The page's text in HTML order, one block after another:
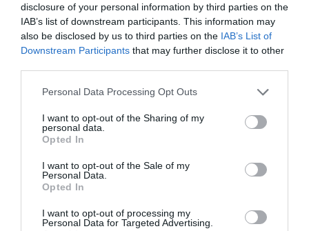
disclosure of your personal information by third parties on the
IAB’s list of downstream participants. This information may
also be disclosed by us to third parties on the IAB’s List of
Downstream Participants that may further disclose it to other
Please note that this website/app uses one or more Google
not limited to your visit or usage behaviour. You may click to
grant or deny consent to Google and its third-party tags to
use your data for below specified purposes in below Google
consent section.
Personal Data Processing Opt Outs
I want to opt-out of the Sharing of my
personal data.
Opted In
I want to opt-out of the Sale of my
Personal Data.
Opted In
I want to opt-out of processing my
Personal Data for Targeted Advertising.
Te vagy a tulajdonos?